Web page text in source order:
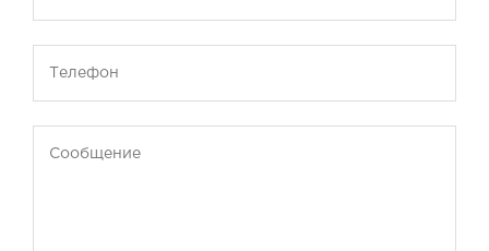
Телефон
Сообщение